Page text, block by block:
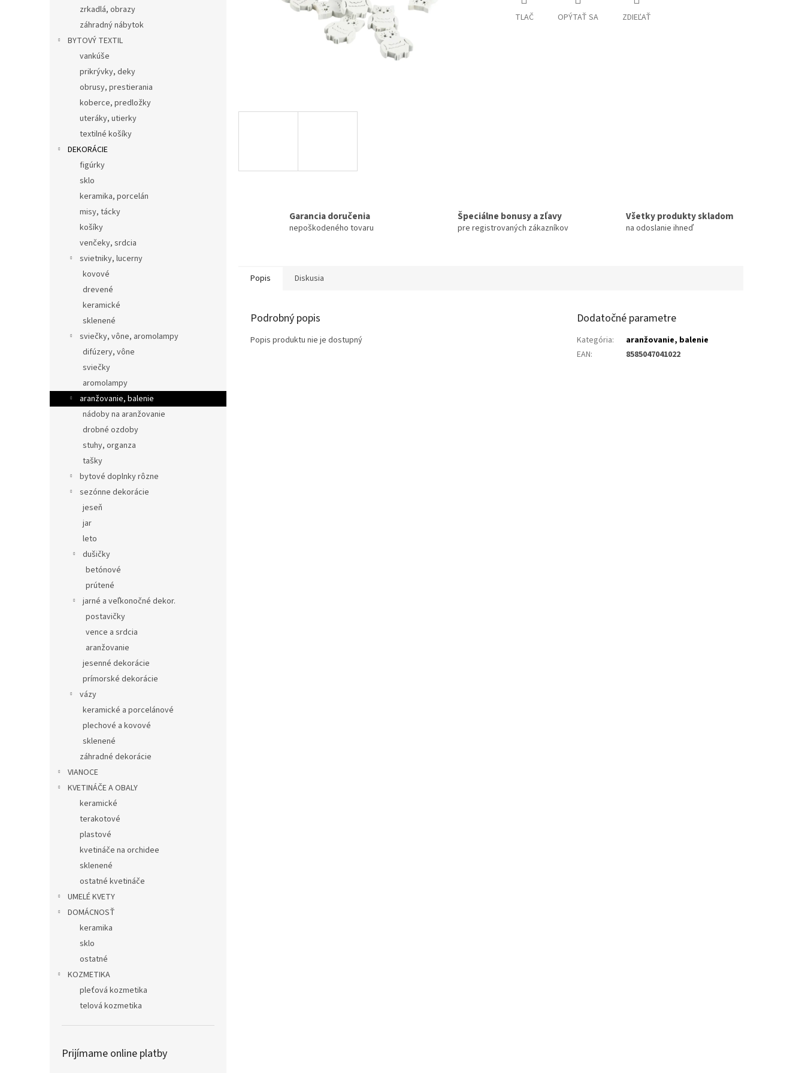
zrkadlá, obrazy
záhradný nábytok
BYTOVÝ TEXTIL
vankúše
prikrývky, deky
obrusy, prestierania
koberce, predložky
uteráky, utierky
textilné košíky
DEKORÁCIE
figúrky
sklo
keramika, porcelán
misy, tácky
košíky
venčeky, srdcia
svietniky, lucerny
kovové
drevené
keramické
sklenené
sviečky, vône, aromolampy
difúzery, vône
sviečky
aromolampy
aranžovanie, balenie
nádoby na aranžovanie
drobné ozdoby
stuhy, organza
tašky
bytové doplnky rôzne
sezónne dekorácie
jeseň
jar
leto
dušičky
betónové
prútené
jarné a veľkonočné dekor.
postavičky
vence a srdcia
aranžovanie
jesenné dekorácie
prímorské dekorácie
vázy
keramické a porcelánové
plechové a kovové
sklenené
záhradné dekorácie
VIANOCE
KVETINÁČE A OBALY
keramické
terakotové
plastové
kvetináče na orchidee
sklenené
ostatné kvetináče
UMELÉ KVETY
DOMÁCNOSŤ
keramika
sklo
ostatné
KOZMETIKA
pleťová kozmetika
telová kozmetika
Prijímame online platby
TLAČ OPÝTAŤ SA ZDIEĽAŤ
Garancia doručenia
nepoškodeného tovaru
Špeciálne bonusy a zľavy
pre registrovaných zákazníkov
Všetky produkty skladom
na odoslanie ihneď
Popis Diskusia
Podrobný popis
Popis produktu nie je dostupný
Dodatočné parametre
Kategória:
aranžovanie, balenie
EAN: 8585047041022